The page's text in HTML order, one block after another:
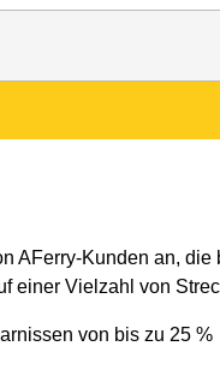
AFerry-Kunden an, die
einer Vielzahl von
von bis zu 25 %